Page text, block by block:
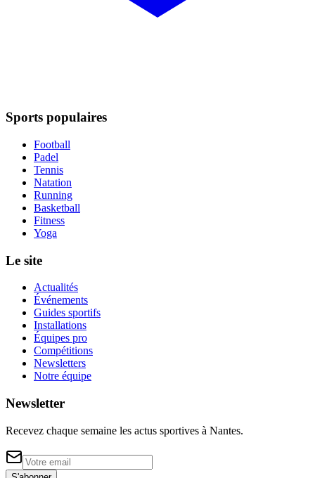
Sports populaires
Football
Padel
Tennis
Natation
Running
Basketball
Fitness
Yoga
Le site
Actualités
Événements
Guides sportifs
Installations
Équipes pro
Compétitions
Newsletters
Notre équipe
Newsletter
Recevez chaque semaine les actus sportives à Nantes.